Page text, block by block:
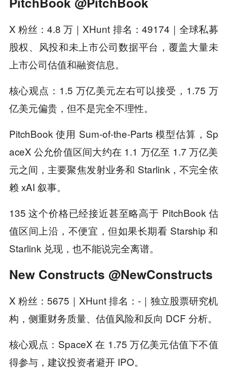
X 粉丝：4.8 万｜XHunt 排名：49174｜全球私募
股权、风投和未上市公司数据平台，覆盖大量未
上市公司估值和融资信息。
核心观点：1.5 万亿美元左右可以接受，1.75 万
亿美元偏贵，但不是完全不理性。
PitchBook 使用 Sum-of-the-Parts 模型估算，Sp
aceX 公允价值区间大约在 1.1 万亿至 1.7 万亿美
元之间，主要聚焦发射业务和 Starlink，不完全依
赖 xAI 叙事。
135 这个价格已经接近甚至略高于 PitchBook 估
值区间上沿，不便宜，但如果长期看 Starship 和
Starlink 兑现，也不能说完全离谱。
New Constructs @NewConstructs
X 粉丝：5675｜XHunt 排名：-｜独立股票研究机
构，侧重财务质量、估值风险和反向 DCF 分析。
核心观点：SpaceX 在 1.75 万亿美元估值下不值
得参与，建议投资者避开 IPO。